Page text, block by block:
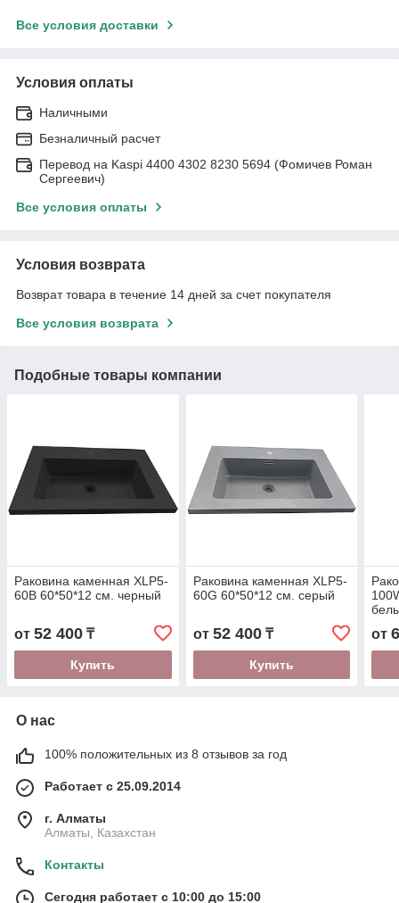
Все условия доставки
Условия оплаты
Наличными
Безналичный расчет
Перевод на Kaspi 4400 4302 8230 5694 (Фомичев Роман
Сергеевич)
Все условия оплаты
Условия возврата
Возврат товара в течение 14 дней за счет покупателя
Все условия возврата
Подобные товары компании
Раковина каменная XLP5-
60B 60*50*12 см. черный
от 52 400 ₸
Купить
Раковина каменная XLP5-
60G 60*50*12 см. серый
от 52 400₸
Купить
от
О нас
100% положительных из 8 отзывов за год
Работает с 25.09.2014
г. Алматы
Алматы, Казахстан
Контакты
Сегодня работает с 10:00 до 15:00